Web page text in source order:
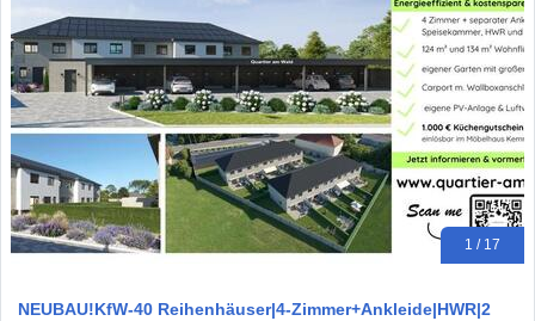
1 / 17
NEUBAU!KfW-40 Reihenhäuser|4-Zimmer+Ankleide|HWR|2